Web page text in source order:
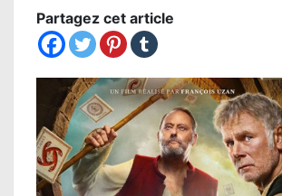
Partagez cet article